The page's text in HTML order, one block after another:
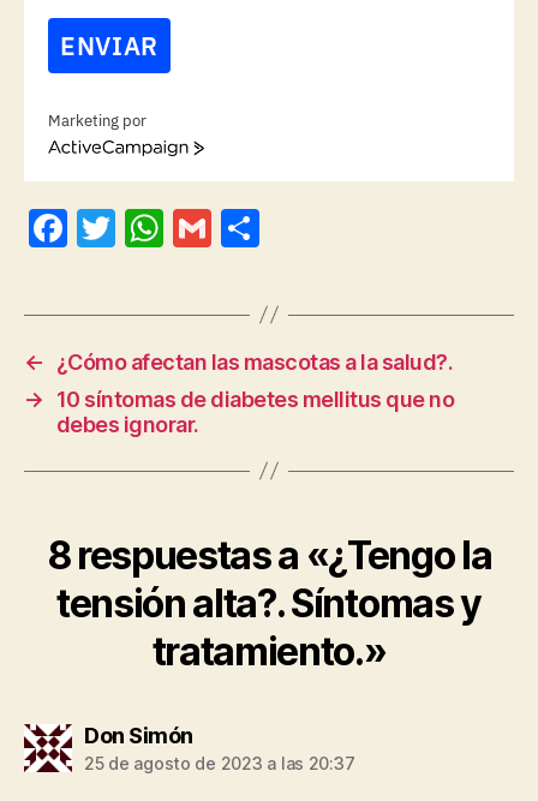
ENVIAR
Marketing por
A
i
v
a
F
c
e
b
o
o
T
itt
er
W
at
s
A
p
p
G
ai
l
m
a
rt
ir
←
¿Cómo afectan las mascotas a la salud?.
→
10 síntomas de diabetes mellitus que no
debes ignorar.
8 respuestas a «¿Tengo la
tensión alta?. Síntomas y
tratamiento.»
Don Simóndice:
25 de agosto de 2023 a las 20:37